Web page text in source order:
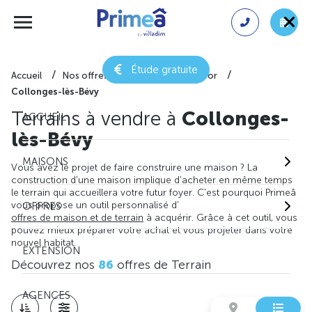
Étude gratuite
ACCUEIL
MAISONS
OFFRES
EXTENSION
AGENCES
Accueil Nos offres de terrain
Côte-d'or
Collonges-lès-Bévy
Terrains à vendre à Collonges-
lès-Bévy
Vous avez le projet de faire construire une maison ? La
construction d'une maison implique d'acheter en même temps
le terrain qui accueillera votre futur foyer. C'est pourquoi Primeâ
vous propose un outil personnalisé d'
offres de maison et de terrain à acquérir. Grâce à cet outil, vous
pouvez mieux préparer votre achat et vous projeter dans votre
nouvel habitat.
Découvrez nos 86 offres de Terrain